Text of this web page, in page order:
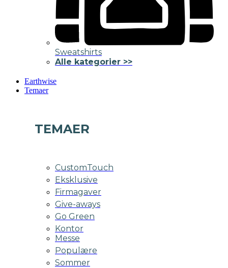
Sweatshirts
Alle kategorier >>
Earthwise
Temaer
TEMAER
CustomTouch
Eksklusive
Firmagaver
Give-aways
Go Green
Kontor
Messe
Populære
Sommer